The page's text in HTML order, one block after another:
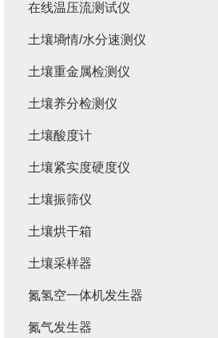
在线温压流测试仪
土壤墒情/水分速测仪
土壤重金属检测仪
土壤养分检测仪
土壤酸度计
土壤紧实度硬度仪
土壤振筛仪
土壤烘干箱
土壤采样器
氮氢空一体机发生器
氮气发生器